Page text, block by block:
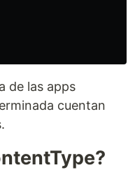
de las apps
cuentan